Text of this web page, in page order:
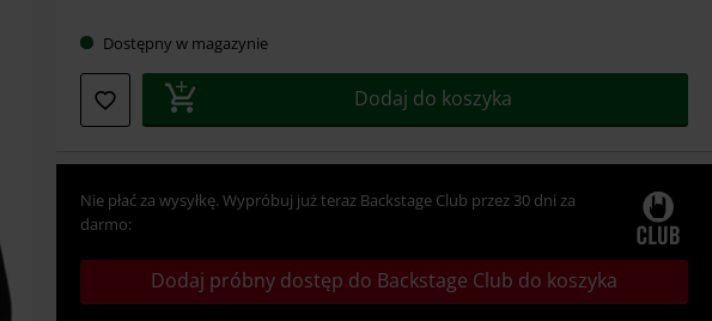
Dostępny w magazynie
Dodaj do koszyka
Nie płać za wysyłkę. Wypróbuj już teraz Backstage Club przez 30 dni za
darmo:
Dodaj próbny dostęp do Backstage Club do koszyka